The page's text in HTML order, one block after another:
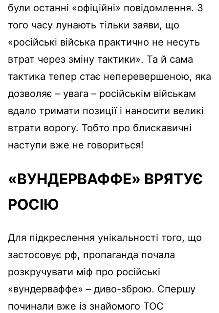
були останні «офіційні» повідомлення. З
того часу лунають тільки заяви, що
«російські війська практично не несуть
втрат через зміну тактики». Та й сама
тактика тепер стає неперевершеною, яка
дозволяє – увага – російськім військам
вдало тримати позиції і наносити великі
втрати ворогу. Тобто про блискавичні
наступи вже не говориться!
«ВУНДЕРВАФФЕ» ВРЯТУЄ
РОСІЮ
Для підкреслення унікальності того, що
застосовує рф, пропаганда почала
розкручувати міф про російські
«вундерваффе» – диво-зброю. Спершу
починали вже із знайомого ТОС